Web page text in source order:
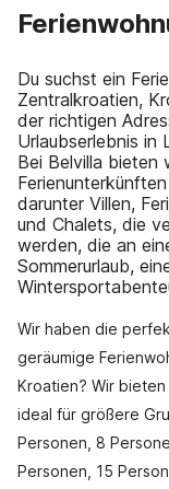
Du suchst ein
Zentralkroatien,
der richtigen
Urlaubserlebnis in
Bei Belvilla bieten
darunter Villen,
und Chalets, die
werden, die an
Sommerurlaub,
Wir haben die
geräumige
Kroatien? Wir
ideal für größere
Personen, 8
Personen, 15